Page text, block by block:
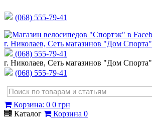
(068) 555-79-41
г. Николаев, Сеть магазинов "Дом Спорта"
(068) 555-79-41
г. Николаев, Сеть магазинов "Дом Спорта"
(068) 555-79-41
Корзина: 0 0 грн
Каталог
Корзина 0